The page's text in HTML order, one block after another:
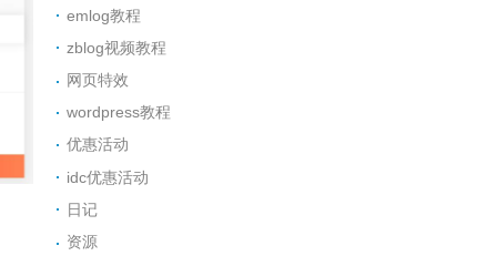
emlog教程
zblog视频教程
网页特效
wordpress教程
优惠活动
idc优惠活动
日记
资源